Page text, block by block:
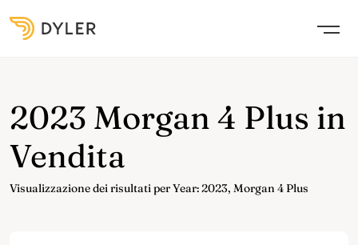
2023 Morgan 4 Plus in
Vendita
Visualizzazione dei risultati per Year: 2023, Morgan 4 Plus